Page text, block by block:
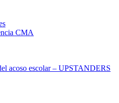
CMA
acoso escolar – UPSTANDERS